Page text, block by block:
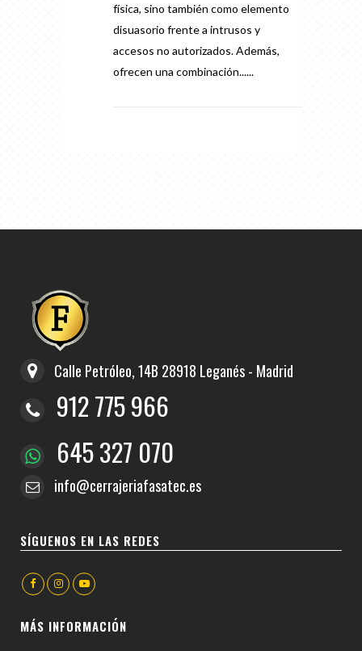
física, sino también como elemento
disuasorio frente a intrusos y
accesos no autorizados. Además,
ofrecen una combinación......
Calle Petróleo, 14B 28918 Leganés - Madrid
912 775 966
645 327 070
info@cerrajeriafasatec.es
SÍGUENOS EN LAS REDES
MÁS INFORMACIÓN